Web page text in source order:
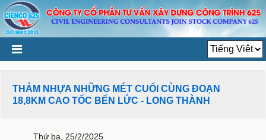
THẢM NHỰA NHỮNG MÉT CUỐI CÙNG ĐOẠN
18,8KM CAO TỐC BẾN LỨC - LONG THÀNH
Thứ ba, 25/2/2025